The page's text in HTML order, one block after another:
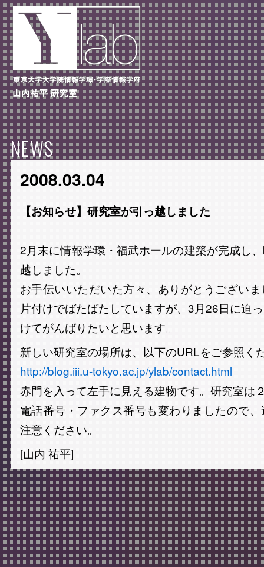
NEWS
2008.03.04
【お知らせ】研究室が引っ越しました
2月末に情報学環・福武ホールの建築が完成し
越しました。
お手伝いいただいた方々、ありがとうござい
片付けでばたばたしていますが、3月26日に迫
けてがんばりたいと思います。
新しい研究室の場所は、以下のURLをご参照く
http://blog.iii.u-tokyo.ac.jp/ylab/contact.html
赤門を入って左手に見える建物です。研究室は
電話番号・ファクス番号も変わりましたので
注意ください。
[山内 祐平]